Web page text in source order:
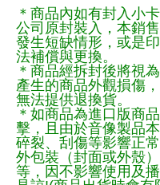
＊商品內如有封入小
公司原封裝入，本銷
發生短缺情形，或是
法補償與更換。
＊商品經拆封後將視
產生的商品外觀損傷
無法提供退換貨。
＊如商品為進口版商
擊，且由於音像製品
碎裂、刮傷等影響正
外包裝（封面或外殼
等，因不影響使用及